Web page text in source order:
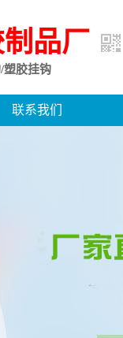
品厂
塑胶挂钩
联系我们